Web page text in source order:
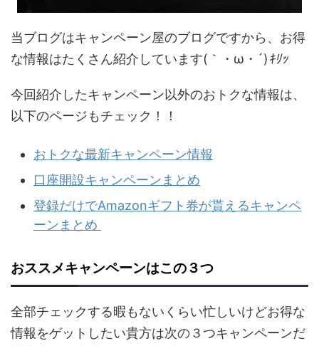
当ブログはキャンペーン屋のブログですから、お得
な情報はたくさん紹介しています(｀・ω・´)ｷﾘｯ
今回紹介したキャンペーン以外のおトクな情報は、
以下のページもチェック！！
おトクな最新キャンペーン情報
口座開設キャンペーンまとめ
登録だけでAmazonギフト券が貰えるキャンペ
ーンまとめ
おススメキャンペーンはこの３つ
全部チェックする暇もないくらい忙しいけどお得な
情報をゲットしたい貴方は次の３つキャンペーンだ